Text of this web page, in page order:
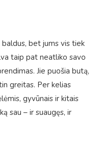
bet jums vis tiek
taip pat neatliko savo
Jie puošia butą,
greitas. Per kelias
gyvūnais ir kitais
sau – ir suaugęs, ir